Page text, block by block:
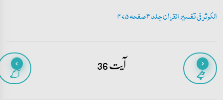
الکوثر فی تفسیر القران جلد 3 صفحہ 475
پیچھے آیت 36 آگے